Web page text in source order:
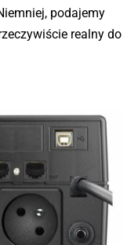
podajemy
realny do